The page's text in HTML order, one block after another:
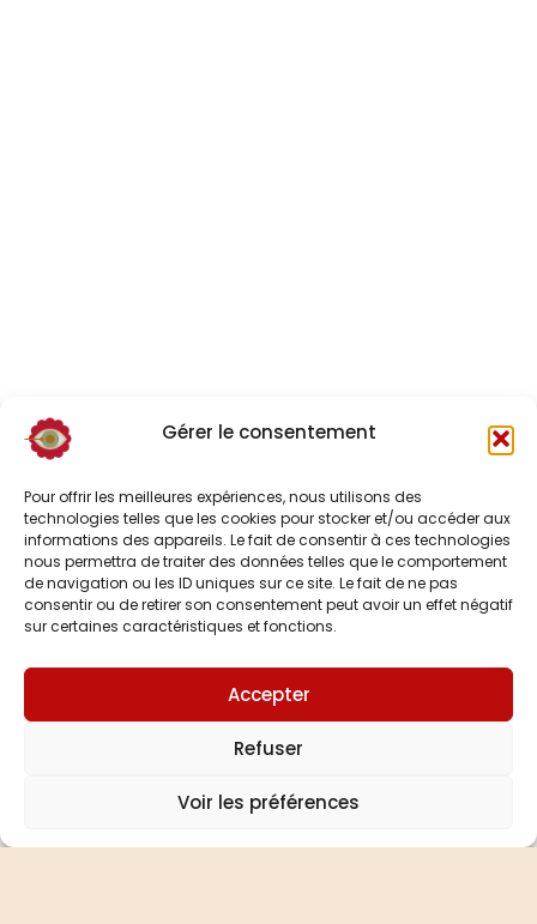
Gérer le consentement
Pour offrir les meilleures expériences, nous utilisons des
technologies telles que les cookies pour stocker et/ou accéder aux
informations des appareils. Le fait de consentir à ces technologies
nous permettra de traiter des données telles que le comportement
de navigation ou les ID uniques sur ce site. Le fait de ne pas
consentir ou de retirer son consentement peut avoir un effet négatif
sur certaines caractéristiques et fonctions.
Accepter
Refuser
Voir les préférencesPrendre rendez-vous